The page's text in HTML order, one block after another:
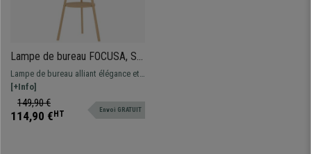
Lampe de bureau FOCUSA, Sur
Trépied en Bois, Dimensions
48 x 48 x 153 cm, Gris
Lampe de bureau alliant élégance et
praticité. À la fois source de lumière
et élément décoratif, elle apporte une
touche moderne et raffinée à tout
[+Info]
149,90 €
114,90 € HT Envoi GRATUIT